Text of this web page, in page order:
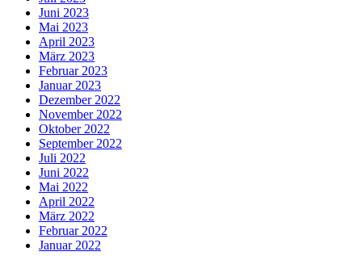
Juni 2023
Mai 2023
April 2023
März 2023
Februar 2023
Januar 2023
Dezember 2022
November 2022
Oktober 2022
September 2022
Juli 2022
Juni 2022
Mai 2022
April 2022
März 2022
Februar 2022
Januar 2022